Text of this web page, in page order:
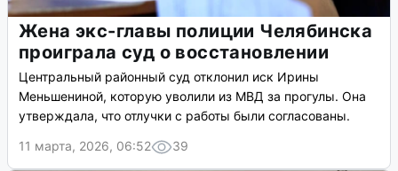
Жена экс-главы полиции Челябинска
проиграла суд о восстановлении
Центральный районный суд отклонил иск Ирины
Меньшениной, которую уволили из МВД за прогулы. Она
утверждала, что отлучки с работы были согласованы.
11 марта, 2026, 06:52
39